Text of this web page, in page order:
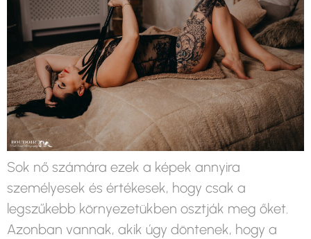
Sok nő számára ezek a képek annyira
személyesek és értékesek, hogy csak a
legszűkebb környezetükben osztják meg őket.
Azonban vannak, akik úgy döntenek, hogy a